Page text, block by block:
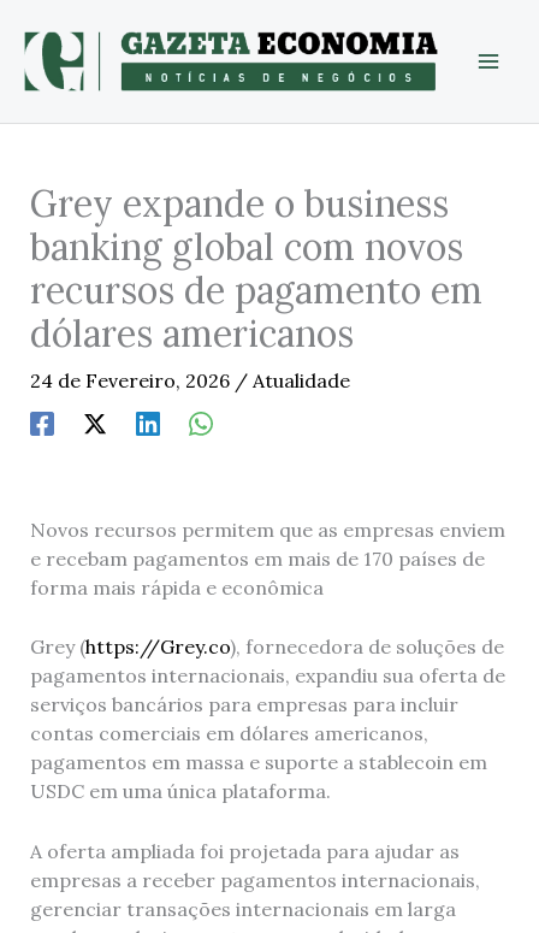
content
Grey expande o business
banking global com novos
recursos de pagamento em
dólares americanos
24 de Fevereiro, 2026 / Atualidade
Novos recursos permitem que as empresas enviem
e recebam pagamentos em mais de 170 países de
forma mais rápida e econômica
Grey (https://Grey.co), fornecedora de soluções de
pagamentos internacionais, expandiu sua oferta de
serviços bancários para empresas para incluir
contas comerciais em dólares americanos,
pagamentos em massa e suporte a stablecoin em
USDC em uma única plataforma.
A oferta ampliada foi projetada para ajudar as
empresas a receber pagamentos internacionais,
gerenciar transações internacionais em larga